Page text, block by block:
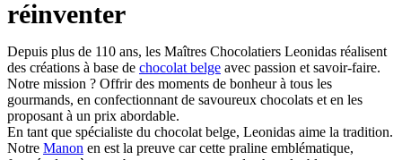
réinventer
Depuis plus de 110 ans, les Maîtres Chocolatiers Leonidas réalisent
des créations à base de chocolat belge avec passion et savoir-faire.
Notre mission ? Offrir des moments de bonheur à tous les
gourmands, en confectionnant de savoureux chocolats et en les
proposant à un prix abordable.
En tant que spécialiste du chocolat belge, Leonidas aime la tradition.
Notre Manon en est la preuve car cette praline emblématique,